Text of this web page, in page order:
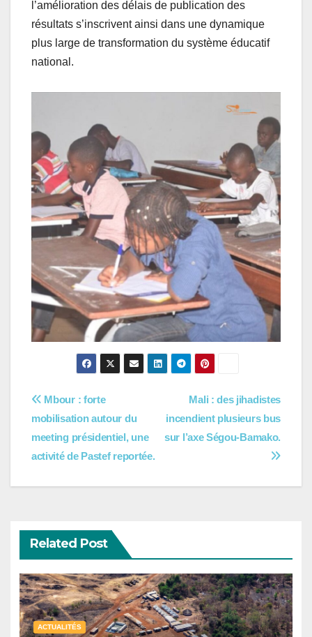
l’amélioration des délais de publication des
résultats s’inscrivent ainsi dans une dynamique
plus large de transformation du système éducatif
national.
Navigation
de
l’article
Mali : des jihadistes
incendient plusieurs bus
sur l’axe Ségou-Bamako.
Mbour : forte
mobilisation autour du
meeting présidentiel, une
activité de Pastef reportée.
Related Post
ACTUALITÉS